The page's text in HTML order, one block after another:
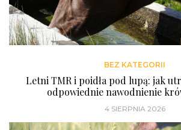
BEZ KATEGORII
Letni TMR i poidła pod lupą: jak
odpowiednie nawodnienie
4 SIERPNIA 2026